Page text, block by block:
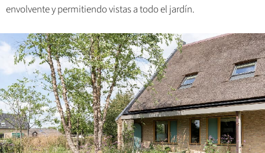
envolvente y permitiendo vistas a todo el jardín.